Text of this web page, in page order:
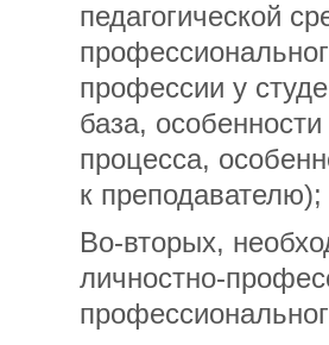
педагогической
профессии у
база,
процесса,
к преподавателю);
Во-вторых,
личностно-